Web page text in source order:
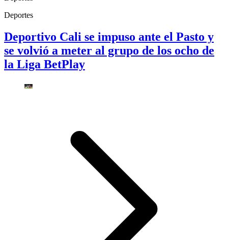
Deportes
Deportivo Cali se impuso ante el Pasto y
se volvió a meter al grupo de los ocho de
la Liga BetPlay